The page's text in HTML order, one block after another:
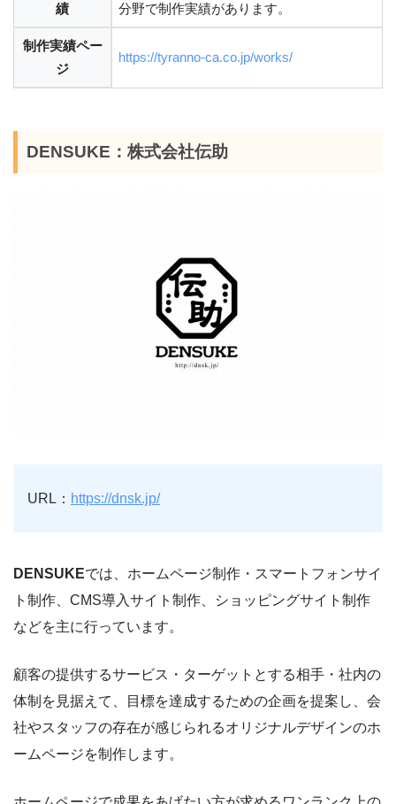
績
分野で制作実績があります。
制作実績ペー
ジ
https://tyranno-ca.co.jp/works/
DENSUKE：株式会社伝助
URL： https://dnsk.jp/
DENSUKEでは、ホームページ制作・スマートフォンサイ
ト制作、CMS導入サイト制作、ショッピングサイト制作
などを主に行っています。
顧客の提供するサービス・ターゲットとする相手・社内の
体制を見据えて、目標を達成するための企画を提案し、会
社やスタッフの存在が感じられるオリジナルデザインのホ
ームページを制作します。